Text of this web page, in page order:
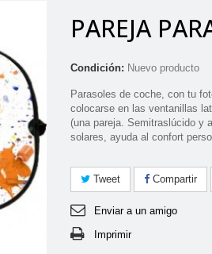
PAREJA
Condición: Nuevo producto
Parasoles de coche, con tu
colocarse en las ventanillas
(una pareja. Semitraslúcido y
solares, ayuda al confort
Tweet Compartir
Enviar a un amigo
Imprimir